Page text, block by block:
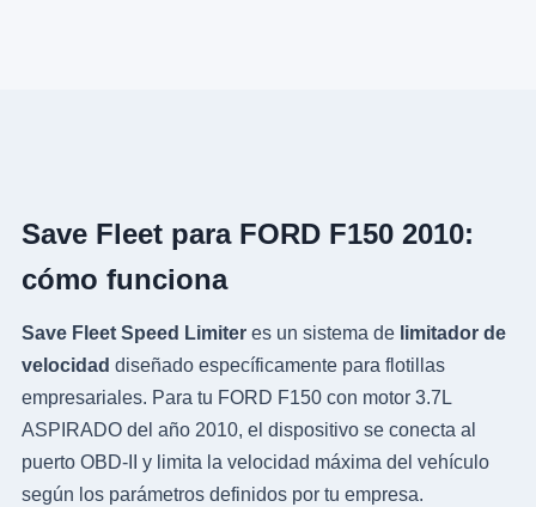
Save Fleet para FORD F150 2010:
cómo funciona
Save Fleet Speed Limiteres un sistema de limitador de
velocidad diseñado específicamente para flotillas
empresariales. Para tu FORD F150 con motor 3.7L
ASPIRADO del año 2010, el dispositivo se conecta al
puerto OBD-II y limita la velocidad máxima del vehículo
según los parámetros definidos por tu empresa.